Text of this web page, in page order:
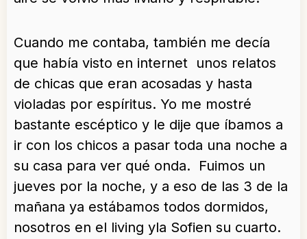
Cuando me contaba, también me decía
que había visto en internet unos relatos
de chicas que eran acosadas y hasta
violadas por espíritus. Yo me mostré
bastante escéptico y le dije que íbamos a
ir con los chicos a pasar toda una noche a
su casa para ver qué onda. Fuimos un
jueves por la noche, y a eso de las 3 de la
mañana ya estábamos todos dormidos,
nosotros en el living yla Sofien su cuarto.